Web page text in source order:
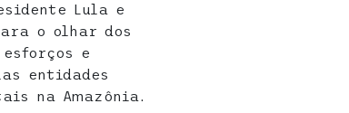
Lula e
o olhar dos
e
entidades
na Amazônia.